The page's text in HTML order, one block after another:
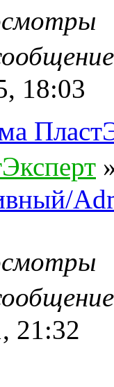
18:03
21:32